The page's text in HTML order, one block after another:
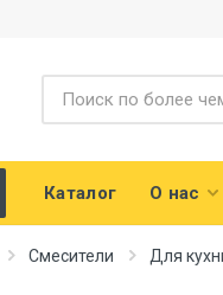
Каталог О нас
Смесители Для